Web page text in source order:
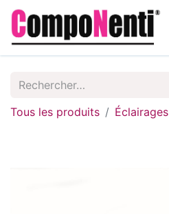
Tous les produits Éclairages